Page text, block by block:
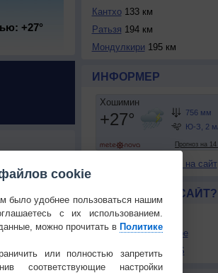
+27°
Кантхо133 км
Ратьзя 194 км
Мондулкири 195 км
ИНФОРМЕР
Установите погоду на сайт
ПОНРАВИЛСЯ САЙТ?
Сделать стартовой
Добавить в Избранное
Экпорт погоды в RSS
cookie
удобнее пользоваться нашим
с их использованием.
можно прочитать в Политике
или полностью запретить
соответствующие настройки